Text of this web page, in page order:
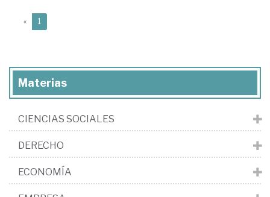
« 1
Materias
CIENCIAS SOCIALES
DERECHO
ECONOMÍA